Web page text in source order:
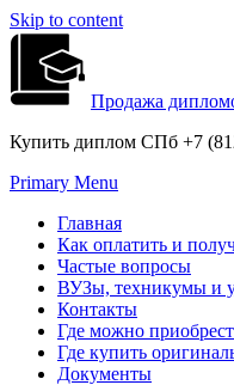
Skip to content
Продажа
Купить диплом СПб +7
Primary Menu
Главная
Как оплатить и
Частые вопросы
ВУЗы, техникумы и
Контакты
Где можно
Где купить
Документы